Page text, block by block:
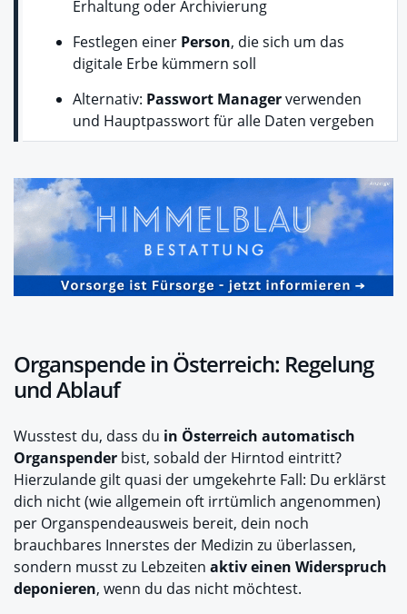
Erhaltung oder Archivierung
Festlegen einer Person, die sich um das
digitale Erbe kümmern soll
Alternativ: Passwort Managerverwenden
und Hauptpasswort für alle Daten vergeben
Organspende in Österreich: Regelung
und Ablauf
Wusstest du, dass du in Österreich automatisch
Organspender bist, sobald der Hirntod eintritt?
Hierzulande gilt quasi der umgekehrte Fall: Du erklärst
dich nicht (wie allgemein oft irrtümlich angenommen)
per Organspendeausweis bereit, dein noch
brauchbares Innerstes der Medizin zu überlassen,
sondern musst zu Lebzeiten aktiv einen Widerspruch
deponieren, wenn du das nicht möchtest.